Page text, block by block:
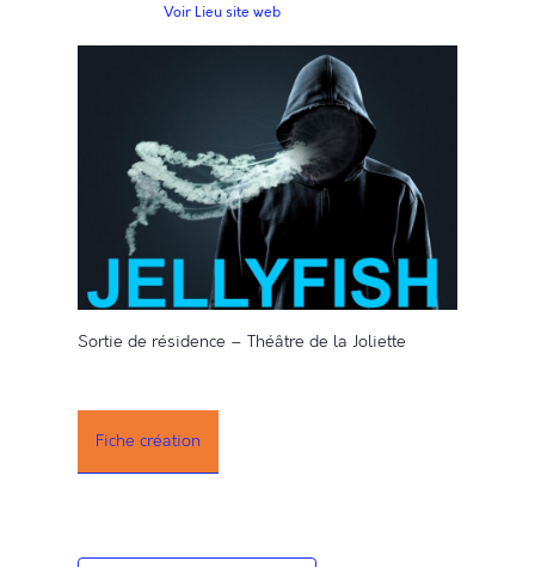
Voir Lieu site web
Sortie de résidence – Théâtre de la Joliette
Fiche création